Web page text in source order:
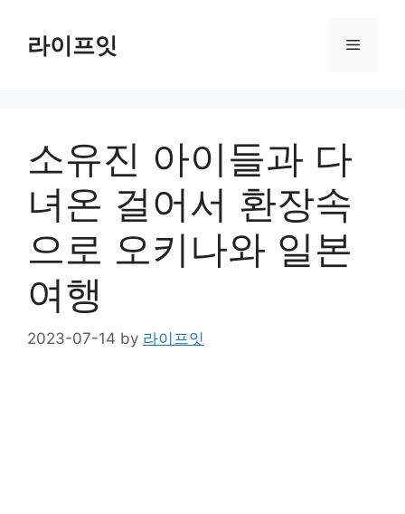
content라이프잇 Menu
소유진 아이들과 다
녀온 걸어서 환장속
으로 오키나와 일본
여행
2023-07-14 by 라이프잇